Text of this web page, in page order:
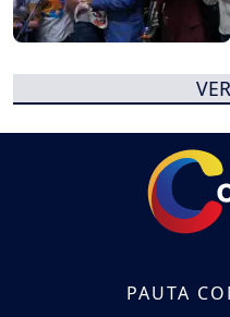
PAUTA